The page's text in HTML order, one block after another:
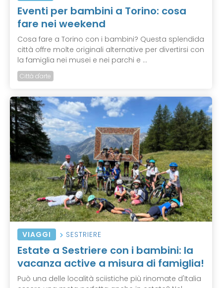
Eventi per bambini a Torino: cosa
fare nei weekend
Cosa fare a Torino con i bambini? Questa splendida
città offre molte originali alternative per divertirsi con
la famiglia nei musei e nei parchi e ...
Città d'arte
VIAGGI SESTRIERE
Estate a Sestriere con i bambini: la
vacanza active a misura di famiglia!
Può una delle località sciistiche più rinomate d'Italia